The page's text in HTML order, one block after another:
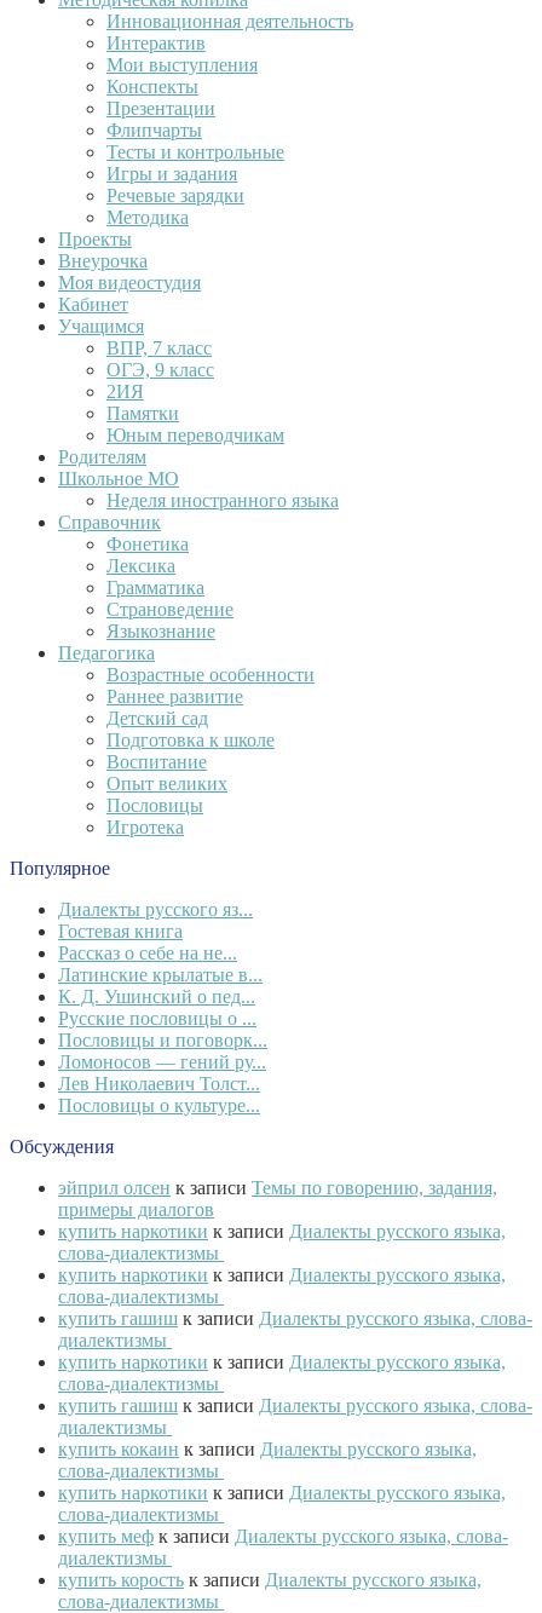
Инновационная деятельность
Интерактив
Мои выступления
Конспекты
Презентации
Флипчарты
Тесты и контрольные
Игры и задания
Речевые зарядки
Методика
Проекты
Внеурочка
Моя видеостудия
Кабинет
Учащимся
ВПР, 7 класс
ОГЭ, 9 класс
2ИЯ
Памятки
Юным переводчикам
Родителям
Школьное МО
Неделя иностранного языка
Справочник
Фонетика
Лексика
Грамматика
Страноведение
Языкознание
Педагогика
Возрастные особенности
Раннее развитие
Детский сад
Подготовка к школе
Воспитание
Опыт великих
Пословицы
Игротека
Популярное
Диалекты русского яз...
Гостевая книга
Рассказ о себе на не...
Латинские крылатые в...
К. Д. Ушинский о пед...
Русские пословицы о ...
Пословицы и поговорк...
Ломоносов — гений ру...
Лев Николаевич Толст...
Пословицы о культуре...
Обсуждения
эйприл олсен к записи Темы по говорению, задания,
примеры диалогов
купить наркотики к записи Диалекты русского языка,
слова-диалектизмы
купить наркотики к записи Диалекты русского языка,
слова-диалектизмы
купить гашиш к записи Диалекты русского языка, слова-
диалектизмы
купить наркотики к записи Диалекты русского языка,
слова-диалектизмы
купить гашиш к записи Диалекты русского языка, слова-
диалектизмы
купить кокаин к записи Диалекты русского языка,
слова-диалектизмы
купить наркотики к записи Диалекты русского языка,
слова-диалектизмы
купить меф к записи Диалекты русского языка, слова-
диалектизмы
купить корость к записи Диалекты русского языка,
слова-диалектизмы